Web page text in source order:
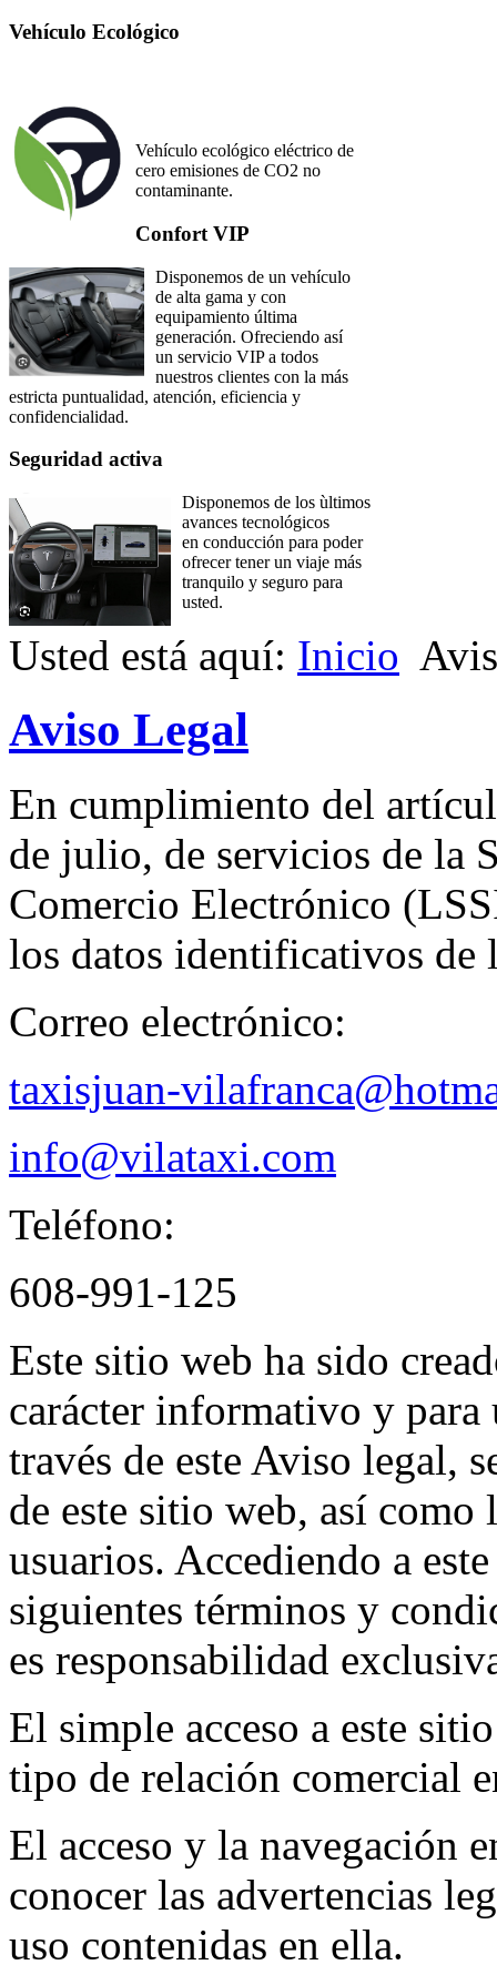
Vehículo Ecológico
Vehículo ecológico eléctrico de
cero emisiones de CO2 no
contaminante.
Confort VIP
Disponemos de un vehículo
de alta gama y con
equipamiento última
generación. Ofreciendo así
un servicio VIP a todos
nuestros clientes con la más
estricta puntualidad, atención, eficiencia y
confidencialidad.
Seguridad activa
Disponemos de los ùltimos
avances tecnológicos
en conducción para poder
ofrecer tener un viaje más
tranquilo y seguro para
usted.
Usted está aquí: Inicio
Aviso Legal
En cumplimiento del
de julio, de servicios de la
Comercio Electrónico
los datos identificativos de
Correo electrónico:
taxisjuan-
info@vilataxi.com
Teléfono:
608-991-125
Este sitio web ha sido
carácter informativo y para
través de este Aviso legal,
de este sitio web, así
usuarios. Accediendo a
siguientes términos y
es responsabilidad
El simple acceso a este
tipo de relación comercial
El acceso y la navegación
conocer las advertencias
uso contenidas en ella.